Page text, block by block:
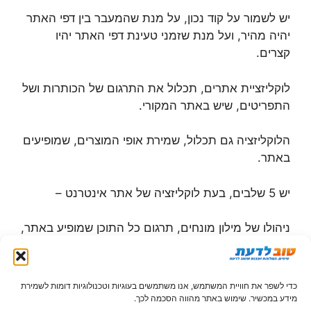
כדי לשפר את חוויית המשתמש, אנו משתמשים בעוגיות וטכנולוגיות דומות לשמירת
מידע במכשיר. שימוש באתר מהווה הסכמה לכך.
יש לשמור על קוד נכון, על מנת שהמעבר בין דפי האתר
יהיה מהיר, ועל מנת שזמני טעינת דפי האתר יהיו
קצרים.
לוקליזציית אתרים, תכלול את התרגום של הכותרות ושל
התפריטים, שיש באתר המקורי.
הלוקליזציה גם תכלול, שמירת אופי המוצרים, שמופיעים
באתר.
יש 5 שלבים, בעת לוקליזציה של אתר אינטרנט –
ניהולו של מילון מונחים, תרגום כל התוכן שמופיע באתר,
היעזרות בכלים טכנולוגיים, שלב של עריכה, שלב אחרון
של בקרת איכות לפני העלאת האתר לרשת האינטרנט.
חשוב שיהיה קל להתמצא באתר ולמצוא בו מידע, על ידי